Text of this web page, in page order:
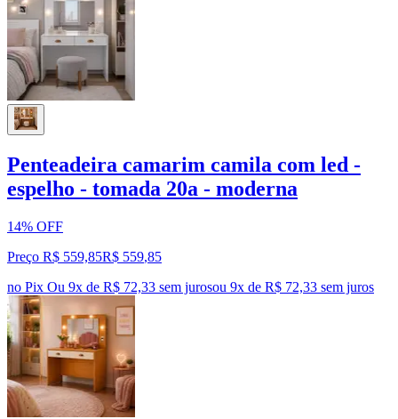
Penteadeira camarim camila com led -
espelho - tomada 20a - moderna
14% OFF
Preço R$ 559,85R$ 559,85
no Pix Ou 9x de R$ 72,33 sem jurosou 9x de R$ 72,33 sem juros